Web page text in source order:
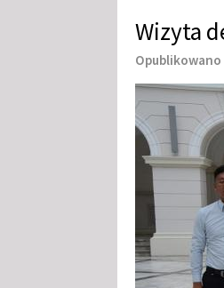
Wizyta
Opublikowano